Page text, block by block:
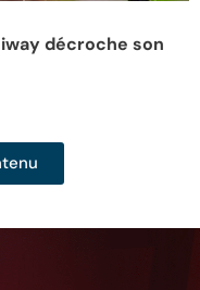
décroche son